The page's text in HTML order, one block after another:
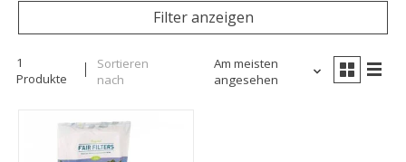
Filter anzeigen
1
Produkte
Sortieren
nach
Am meisten
angesehen